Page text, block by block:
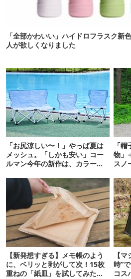
「全部かわいい」ハイドロフラスク新
人が欲しくなりました
「お尻涼しい〜！」やっぱ夏は
メッシュ。「しかも安い」コー
ルマン今年の新作は、カラーも
「
物」
スノ
【新発想すぎる】メモ帳のよう
に、ベリッと剥がして次！15枚
重ねの「紙皿」を試してみた
【
時”
コス